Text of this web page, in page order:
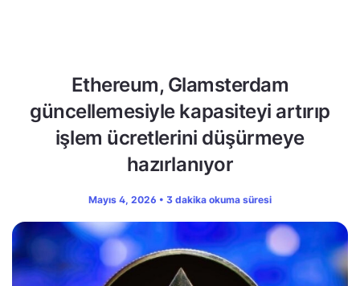
Ethereum, Glamsterdam
güncellemesiyle kapasiteyi artırıp
işlem ücretlerini düşürmeye
hazırlanıyor
Mayıs 4, 2026 • 3 dakika okuma süresi